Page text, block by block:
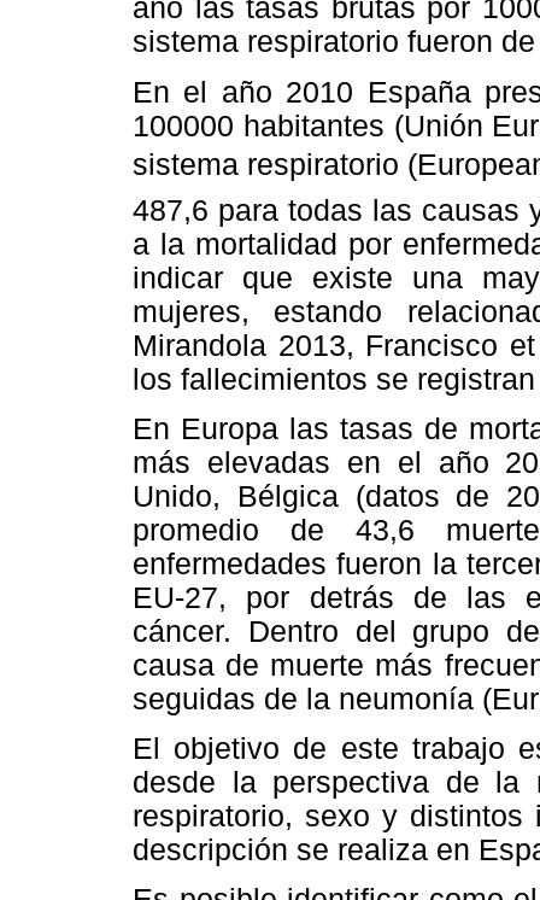
año las tasas brutas por
sistema respiratorio fueron
En el año 2010 España
100000 habitantes (Unión
sistema respiratorio
487,6 para todas las causas
a la mortalidad por
indicar que existe una
mujeres, estando
Mirandola 2013, Francisco
los fallecimientos se
En Europa las tasas de
más elevadas en el año
Unido, Bélgica (datos de
promedio de 43,6
enfermedades fueron la
EU-27, por detrás de las
cáncer. Dentro del grupo
causa de muerte más
seguidas de la neumonía
El objetivo de este trabajo
desde la perspectiva de la
respiratorio, sexo y distintos
descripción se realiza en